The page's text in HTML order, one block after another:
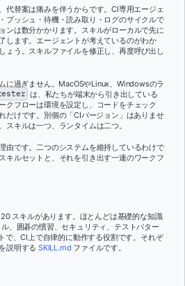
代替案は痛みを伴うからです。CI専用エージェ
プッシュ・待機・読み取り・ログのサイクルで
ンは数分かかります。スキルがローカルで先に
します。エージェントが考えているのがわか
ょう。スキルファイルを修正し、再度呼び出し
に過ぎません。MacOSやLinux、Windowsのラ
は、私たちが端末から引き出している
クフローは環境を設定し、コードをチェック
だけです。別個の「CIバージョン」はありませ
スキルは一つ、ランタイムは二つ。
由です。二つのシステムを維持しているわけで
キルセットと、それを引き出す一連のワークフ
スキルがあります。ほとんどは基礎的な知識
、囲碁の慣習、セキュリティ、テストパター
で、CI上で自律的に動作する役割です。それぞ
説明するSKILL.md ファイルです。